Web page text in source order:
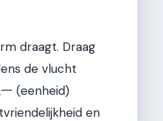
draagt. Draag
de vlucht
(eenheid)
en